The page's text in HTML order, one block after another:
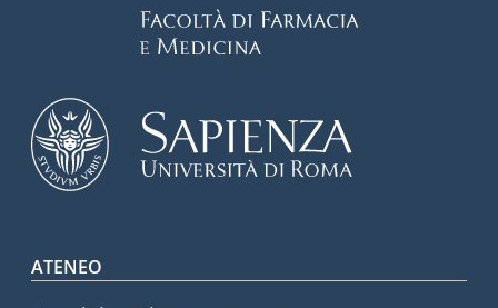
Footer menu
ATENEO